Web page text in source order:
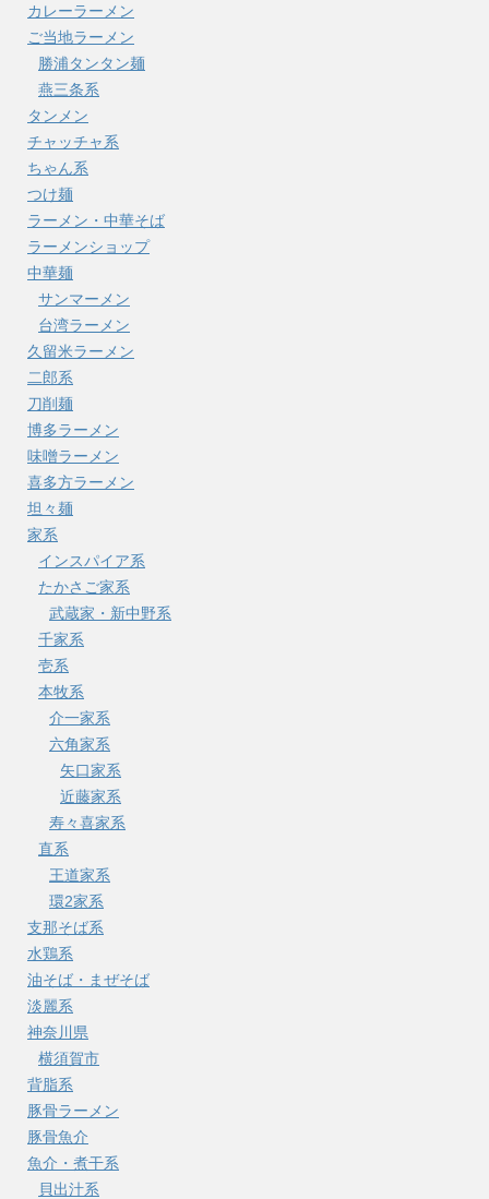
カレーラーメン
ご当地ラーメン
勝浦タンタン麺
燕三条系
タンメン
チャッチャ系
ちゃん系
つけ麺
ラーメン・中華そば
ラーメンショップ
中華麺
サンマーメン
台湾ラーメン
久留米ラーメン
二郎系
刀削麺
博多ラーメン
味噌ラーメン
喜多方ラーメン
坦々麺
家系
インスパイア系
たかさご家系
武蔵家・新中野系
千家系
壱系
本牧系
介一家系
六角家系
矢口家系
近藤家系
寿々喜家系
直系
王道家系
環2家系
支那そば系
水鶏系
油そば・まぜそば
淡麗系
神奈川県
横須賀市
背脂系
豚骨ラーメン
豚骨魚介
魚介・煮干系
貝出汁系